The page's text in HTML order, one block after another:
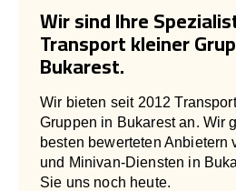
Wir sind Ihre
Transport kleiner
Bukarest.
Wir bieten seit 2012
Gruppen in Bukarest an. Wir
besten bewerteten Anbietern
und Minivan-Diensten in
Sie uns noch heute.